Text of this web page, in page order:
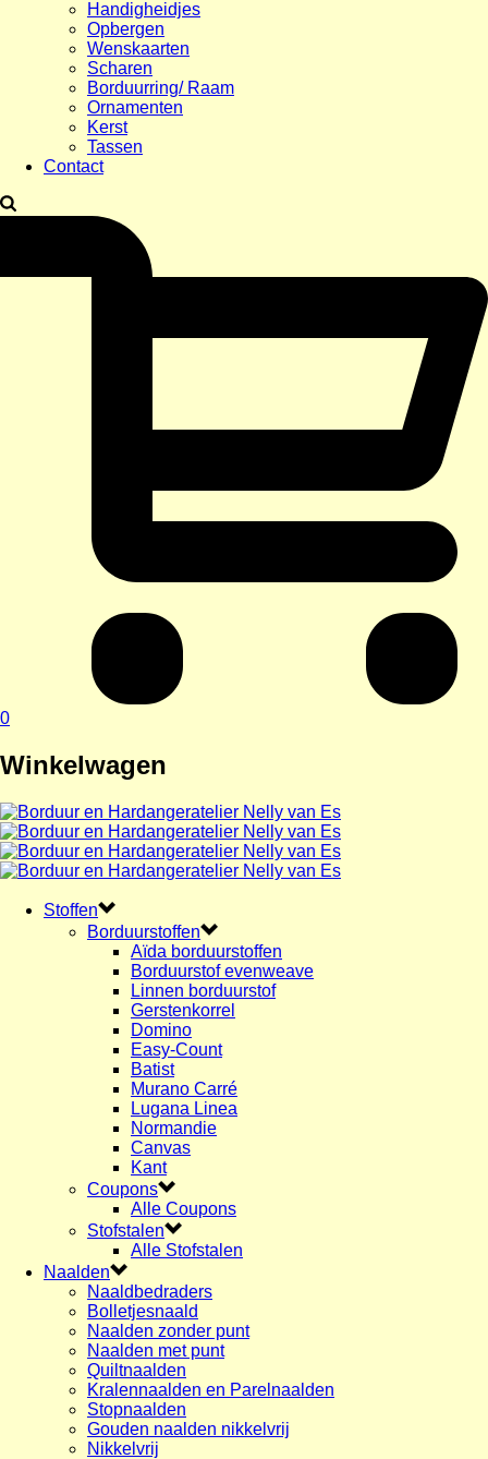
Handigheidjes
Opbergen
Wenskaarten
Scharen
Borduurring/ Raam
Ornamenten
Kerst
Tassen
Contact
0
Winkelwagen
Stoffen
Borduurstoffen
Aïda borduurstoffen
Borduurstof evenweave
Linnen borduurstof
Gerstenkorrel
Domino
Easy-Count
Batist
Murano Carré
Lugana Linea
Normandie
Canvas
Kant
Coupons
Alle Coupons
Stofstalen
Alle Stofstalen
Naalden
Naaldbedraders
Bolletjesnaald
Naalden zonder punt
Naalden met punt
Quiltnaalden
Kralennaalden en Parelnaalden
Stopnaalden
Gouden naalden nikkelvrij
Nikkelvrij